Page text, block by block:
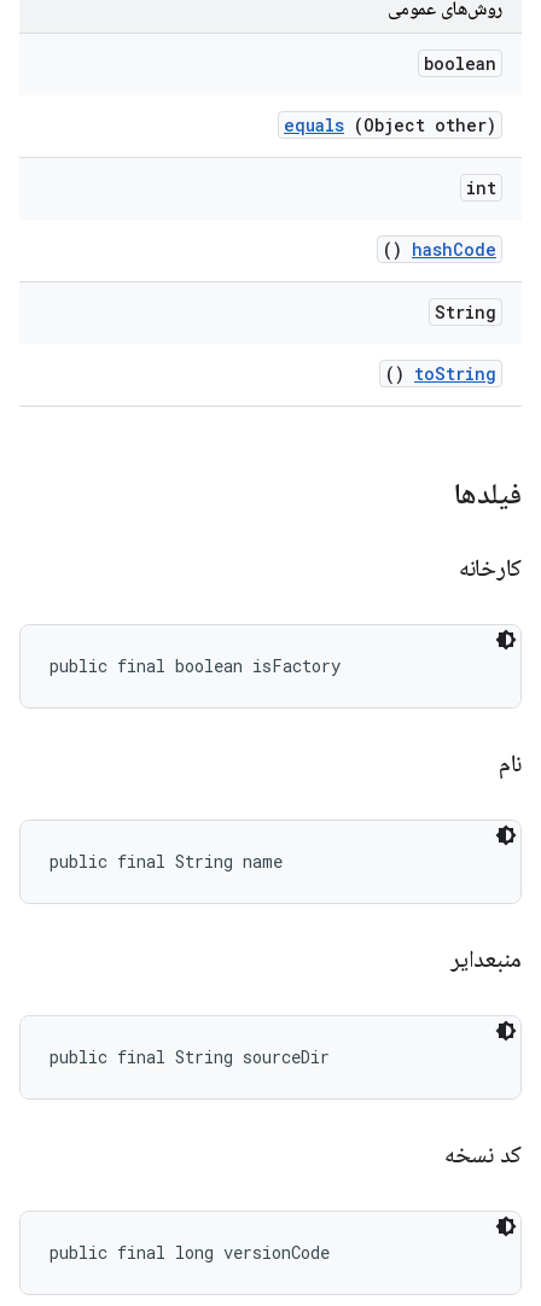
روش‌های عمومی
boolean
equals (Object other)
int
hashCode
()
String
toString
()
فیلدها
کارخانه
public final boolean isFactory
نام
public final String name
منبعدایر
public final String sourceDir
کد نسخه
public final long versionCode